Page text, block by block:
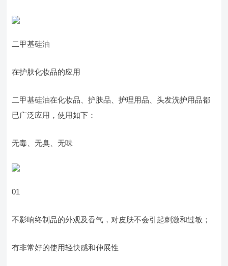
二甲基硅油
在护肤化妆品的应用
二甲基硅油在化妆品、护肤品、护理用品、头发洗护用品都
已广泛应用，使用如下：
无毒、无臭、无味
01
不影响终制品的外观及香气，对皮肤不会引起刺激和过敏；
有非常好的使用轻快感和伸展性